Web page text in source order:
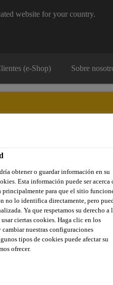
website for your country.
(e-Shop) Sobre
para relleno de juntas
obtener o guardar información en su
Esta información puede ser acerca
principalmente para que el sitio
no lo identifica directamente, pero
Ya que respetamos su derecho a
ciertas cookies. Haga clic en los
cambiar nuestras configuraciones
tipos de cookies puede afectar su
ofrecer.